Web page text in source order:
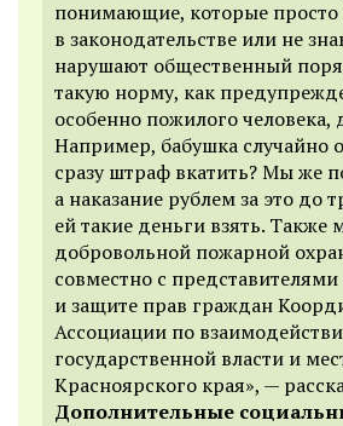
понимающие, которые просто
в законодательстве или не
нарушают общественный
такую норму, как
особенно пожилого человека,
Например, бабушка случайно
сразу штраф вкатить? Мы же
а наказание рублем за это до
ей такие деньги взять.
добровольной пожарной
совместно с
и защите прав граждан
Ассоциации по
государственной власти и
Красноярского края», —
Дополнительные